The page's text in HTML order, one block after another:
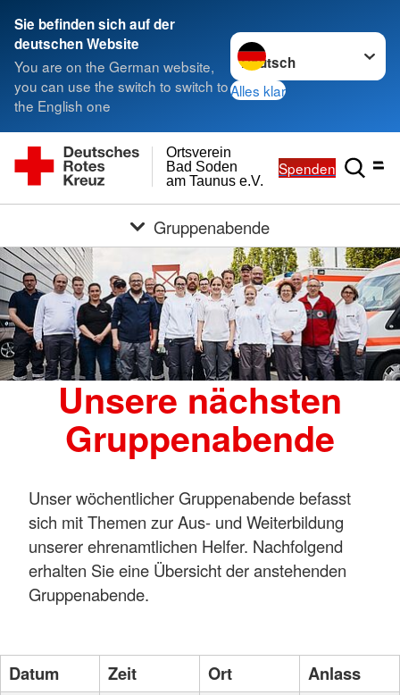
Sie befinden sich auf der
deutschen Website
You are on the German website,
you can use the switch to switch to
the English one
Sprache wechseln zu
Alles klar
am Taunus e.V.
Bad Soden
Ortsverein
Spenden
Gruppenabende
Unsere nächsten
Gruppenabende
Unser wöchentlicher Gruppenabende befasst
sich mit Themen zur Aus- und Weiterbildung
unserer ehrenamtlichen Helfer. Nachfolgend
erhalten Sie eine Übersicht der anstehenden
Gruppenabende.
Datum Zeit Ort Anlass